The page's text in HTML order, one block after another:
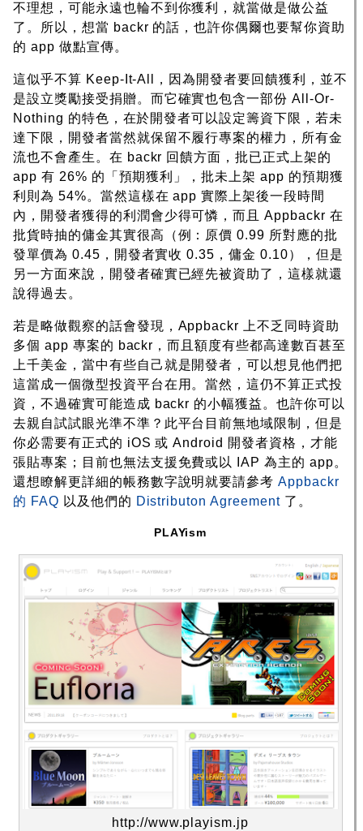
不理想，可能永遠也輪不到你獲利，就當做是做公益
了。所以，想當 backr 的話，也許你偶爾也要幫你資助
的 app 做點宣傳。
這似乎不算 Keep-It-All，因為開發者要回饋獲利，並不
是設立獎勵接受捐贈。而它確實也包含一部份 All-Or-
Nothing 的特色，在於開發者可以設定籌資下限，若未
達下限，開發者當然就保留不履行專案的權力，所有金
流也不會產生。在 backr 回饋方面，批已正式上架的
app 有 26% 的「預期獲利」，批未上架 app 的預期獲
利則為 54%。當然這樣在 app 實際上架後一段時間
內，開發者獲得的利潤會少得可憐，而且 Appbackr 在
批貨時抽的傭金其實很高（例：原價 0.99 所對應的批
發單價為 0.45，開發者實收 0.35，傭金 0.10），但是
另一方面來說，開發者確實已經先被資助了，這樣就還
說得過去。
若是略做觀察的話會發現，Appbackr 上不乏同時資助
多個 app 專案的 backr，而且額度有些都高達數百甚至
上千美金，當中有些自己就是開發者，可以想見他們把
這當成一個微型投資平台在用。當然，這仍不算正式投
資，不過確實可能造成 backr 的小幅獲益。也許你可以
去親自試試眼光準不準？此平台目前無地域限制，但是
你必需要有正式的 iOS 或 Android 開發者資格，才能
張貼專案；目前也無法支援免費或以 IAP 為主的 app。
還想瞭解更詳細的帳務數字說明就要請參考Appbackr
的 FAQ 以及他們的 Distributon Agreement了。
PLAYism
http://www.playism.jp